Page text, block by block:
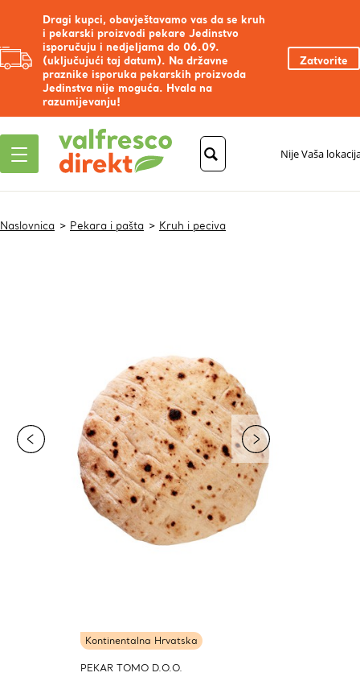
Dragi kupci, obavještavamo vas da se kruh
i pekarski proizvodi pekare Jedinstvo
isporučuju i nedjeljama do 06.09.
(uključujući taj datum). Na državne
praznike isporuka pekarskih proizvoda
Jedinstva nije moguća. Hvala na
razumijevanju!
Zatvorite
Nije Vaša
Naslovnica Pekara i pašta Kruh i peciva
Kontinentalna Hrvatska
PEKAR TOMO D.O.O.